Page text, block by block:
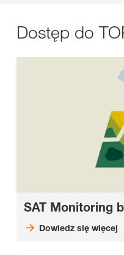
Dostęp do
SAT Monitoring
Dowiedz się więcej